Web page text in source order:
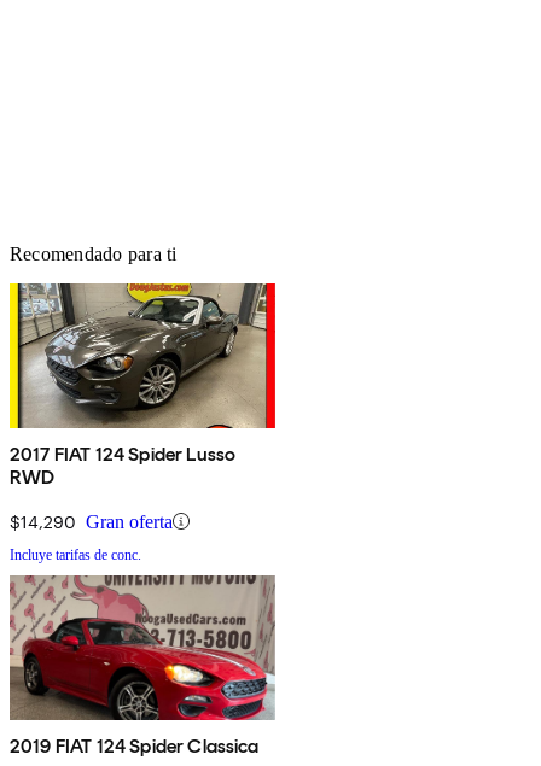
Recomendado para ti
2017 FIAT 124 Spider Lusso
RWD
$14,290 Gran oferta
Incluye tarifas de conc.
2019 FIAT 124 Spider Classica